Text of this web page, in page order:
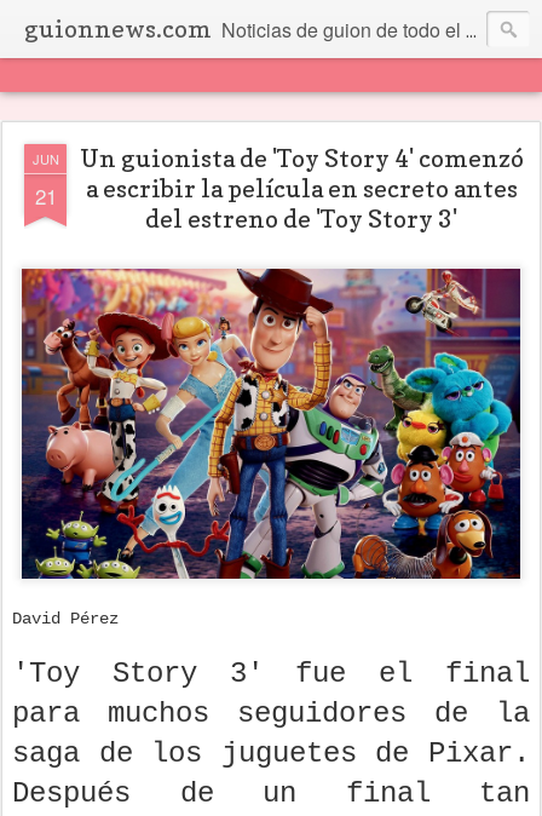
guionnews.com Noticias de guion de todo el mundo... Y más.
JUN
21
Un guionista de 'Toy Story 4' comenzó
a escribir la película en secreto antes
del estreno de 'Toy Story 3'
David Pérez
'Toy Story 3' fue el final
para muchos seguidores de la
saga de los juguetes de Pixar.
Después de un final tan